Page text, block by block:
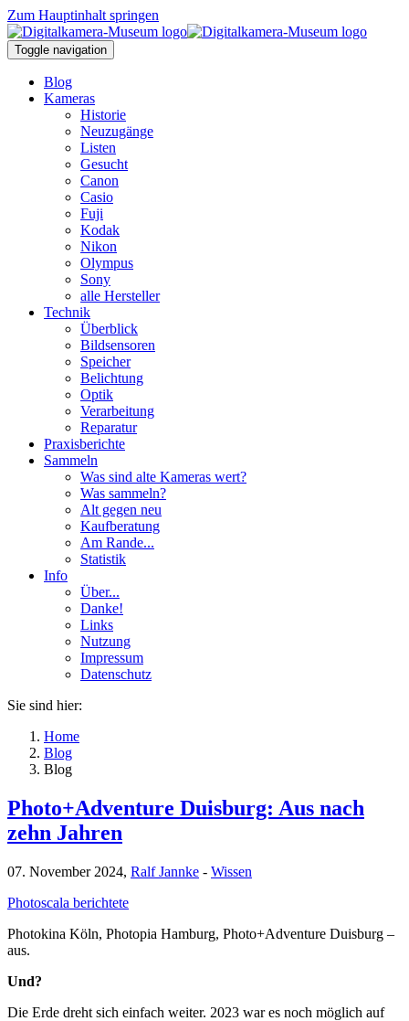
Zum Hauptinhalt springen
Toggle navigation
Blog
Kameras
Historie
Neuzugänge
Listen
Gesucht
Canon
Casio
Fuji
Kodak
Nikon
Olympus
Sony
alle Hersteller
Technik
Überblick
Bildsensoren
Speicher
Belichtung
Optik
Verarbeitung
Reparatur
Praxisberichte
Sammeln
Was sind alte Kameras wert?
Was sammeln?
Alt gegen neu
Kaufberatung
Am Rande...
Statistik
Info
Über...
Danke!
Links
Nutzung
Impressum
Datenschutz
Sie sind hier:
Home
Blog
Blog
Photo+Adventure Duisburg: Aus nach
zehn Jahren
07. November 2024, Ralf Jannke - Wissen
Photoscala berichtete
Photokina Köln, Photopia Hamburg, Photo+Adventure Duisburg –
aus.
Und?
Die Erde dreht sich einfach weiter. 2023 war es noch möglich auf